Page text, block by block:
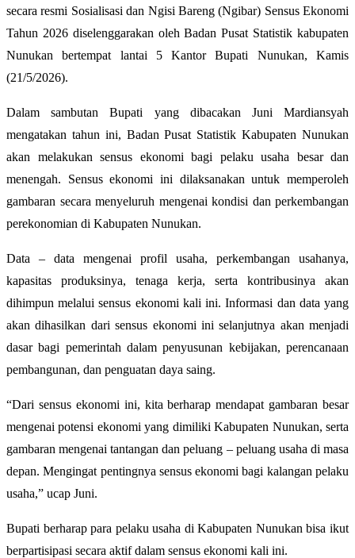
secara resmi Sosialisasi dan Ngisi Bareng (Ngibar) Sensus Ekonomi
Tahun 2026 diselenggarakan oleh Badan Pusat Statistik kabupaten
Nunukan bertempat lantai 5 Kantor Bupati Nunukan, Kamis
(21/5/2026).
Dalam sambutan Bupati yang dibacakan Juni Mardiansyah
mengatakan tahun ini, Badan Pusat Statistik Kabupaten Nunukan
akan melakukan sensus ekonomi bagi pelaku usaha besar dan
menengah. Sensus ekonomi ini dilaksanakan untuk memperoleh
gambaran secara menyeluruh mengenai kondisi dan perkembangan
perekonomian di Kabupaten Nunukan.
Data – data mengenai profil usaha, perkembangan usahanya,
kapasitas produksinya, tenaga kerja, serta kontribusinya akan
dihimpun melalui sensus ekonomi kali ini. Informasi dan data yang
akan dihasilkan dari sensus ekonomi ini selanjutnya akan menjadi
dasar bagi pemerintah dalam penyusunan kebijakan, perencanaan
pembangunan, dan penguatan daya saing.
“Dari sensus ekonomi ini, kita berharap mendapat gambaran besar
mengenai potensi ekonomi yang dimiliki Kabupaten Nunukan, serta
gambaran mengenai tantangan dan peluang – peluang usaha di masa
depan. Mengingat pentingnya sensus ekonomi bagi kalangan pelaku
usaha,” ucap Juni.
Bupati berharap para pelaku usaha di Kabupaten Nunukan bisa ikut
berpartisipasi secara aktif dalam sensus ekonomi kali ini.